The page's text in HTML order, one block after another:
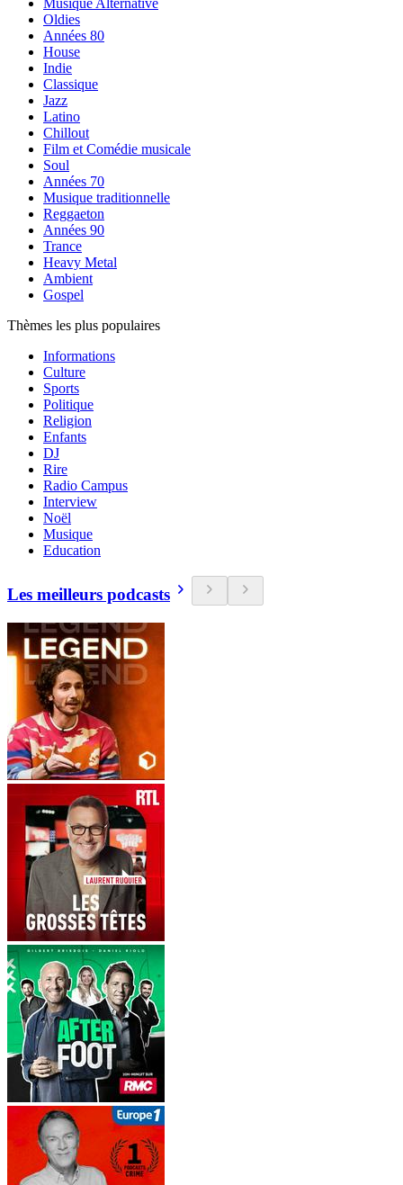
Musique Alternative
Oldies
Années 80
House
Indie
Classique
Jazz
Latino
Chillout
Film et Comédie musicale
Soul
Années 70
Musique traditionnelle
Reggaeton
Années 90
Trance
Heavy Metal
Ambient
Gospel
Thèmes les plus populaires
Informations
Culture
Sports
Politique
Religion
Enfants
DJ
Rire
Radio Campus
Interview
Noël
Musique
Education
Les meilleurs podcasts